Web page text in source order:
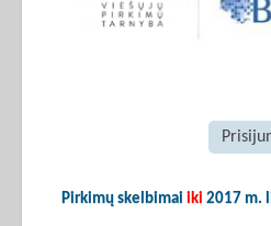
Pirkimų skelbimai iki 2017 m.